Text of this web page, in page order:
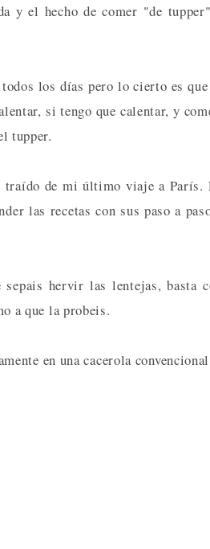
y el hecho de comer "de
los días pero lo cierto es
si tengo que calentar, y
tupper.
traído de mi último viaje a París.
las recetas con sus paso a
hervir las lentejas, basta
a que la probeis.
en una cacerola